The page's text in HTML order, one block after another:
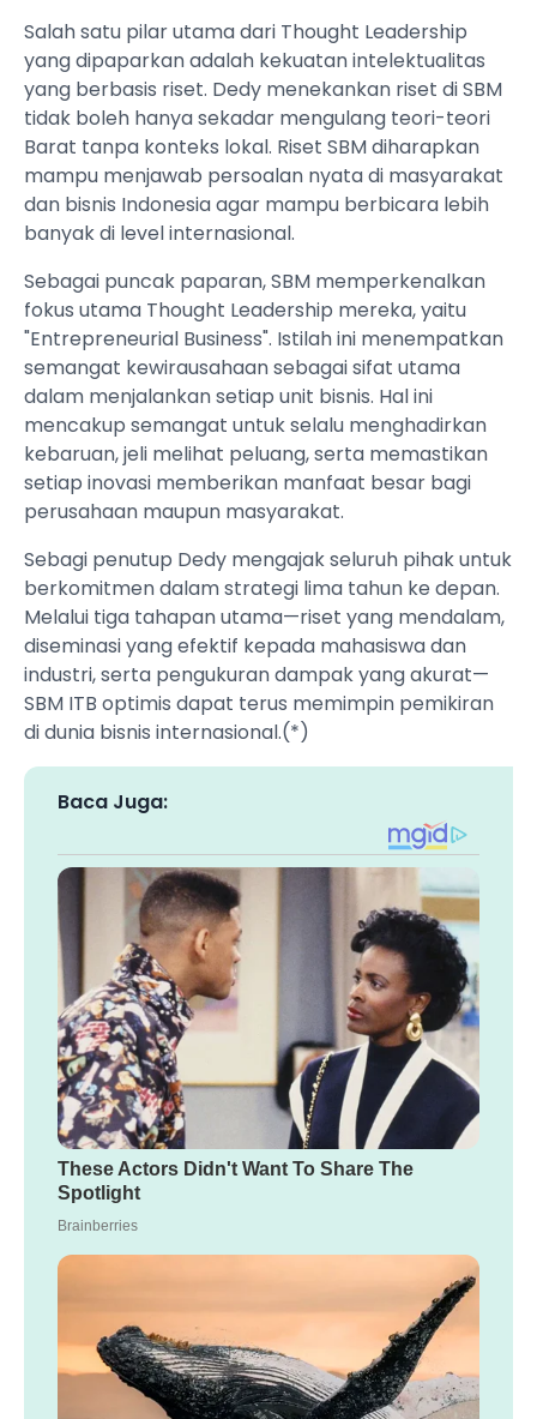
Salah satu pilar utama dari Thought Leadership
yang dipaparkan adalah kekuatan intelektualitas
yang berbasis riset. Dedy menekankan riset di SBM
tidak boleh hanya sekadar mengulang teori-teori
Barat tanpa konteks lokal. Riset SBM diharapkan
mampu menjawab persoalan nyata di masyarakat
dan bisnis Indonesia agar mampu berbicara lebih
banyak di level internasional.
Sebagai puncak paparan, SBM memperkenalkan
fokus utama Thought Leadership mereka, yaitu
"Entrepreneurial Business". Istilah ini menempatkan
semangat kewirausahaan sebagai sifat utama
dalam menjalankan setiap unit bisnis. Hal ini
mencakup semangat untuk selalu menghadirkan
kebaruan, jeli melihat peluang, serta memastikan
setiap inovasi memberikan manfaat besar bagi
perusahaan maupun masyarakat.
Sebagi penutup Dedy mengajak seluruh pihak untuk
berkomitmen dalam strategi lima tahun ke depan.
Melalui tiga tahapan utama—riset yang mendalam,
diseminasi yang efektif kepada mahasiswa dan
industri, serta pengukuran dampak yang akurat—
SBM ITB optimis dapat terus memimpin pemikiran
di dunia bisnis internasional.(*)
Baca Juga: